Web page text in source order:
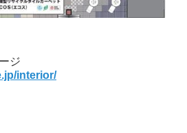
ジ
interior/